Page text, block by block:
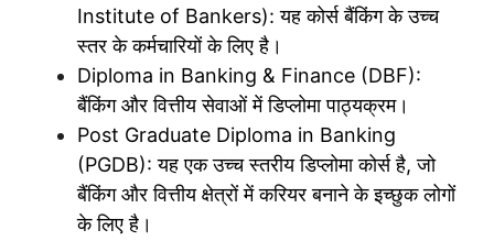
Institute of Bankers): यह कोर्स बैंकिंग के उच्च
स्तर के कर्मचारियों के लिए है।
Diploma in Banking & Finance (DBF):
बैंकिंग और वित्तीय सेवाओं में डिप्लोमा पाठ्यक्रम।
Post Graduate Diploma in Banking
(PGDB): यह एक उच्च स्तरीय डिप्लोमा कोर्स है, जो
बैंकिंग और वित्तीय क्षेत्रों में करियर बनाने के इच्छुक लोगों
के लिए है।